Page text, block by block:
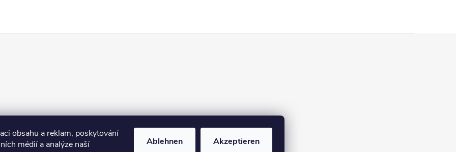
obsahu a reklam, poskytování
médií a analýze naší
Ablehnen Akzeptieren